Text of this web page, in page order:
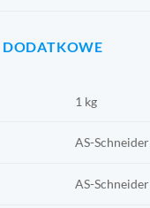
1 kg
AS-Schneider
AS-Schneider